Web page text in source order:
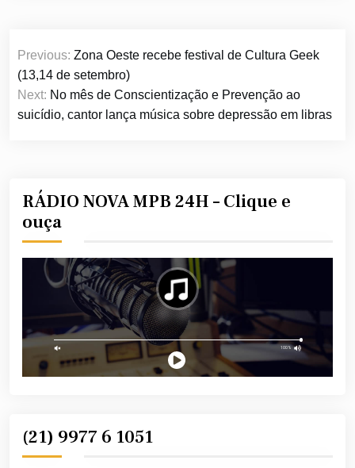
Navegação
de
Post
Previous: Zona Oeste recebe festival de Cultura Geek
(13,14 de setembro)
Next: No mês de Conscientização e Prevenção ao
suicídio, cantor lança música sobre depressão em libras
RÁDIO NOVA MPB 24H – Clique e
ouça
(21) 9977 6 1051